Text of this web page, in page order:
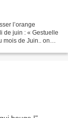
l’orange
de juin : « Gestuelle
mois de Juin.. on